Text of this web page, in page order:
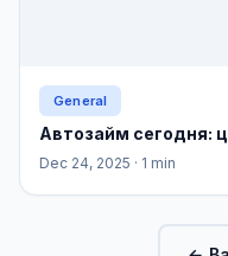
General
Автозайм сегодня:
Dec 24, 2025 · 1 min